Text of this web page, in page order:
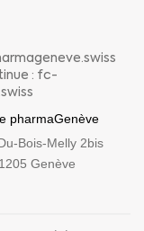
: fc-
pharmaGenève
Bois-Melly 2bis
1205 Genève